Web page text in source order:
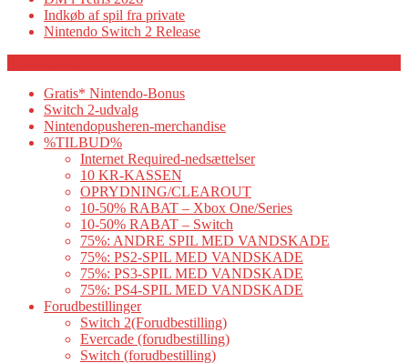
Indkøb af spil fra private
Nintendo Switch 2 Release
Gratis* Nintendo-Bonus
Switch 2-udvalg
Nintendopusheren-merchandise
%TILBUD%
Internet Required-nedsættelser
10 KR-KASSEN
OPRYDNING/CLEAROUT
10-50% RABAT – Xbox One/Series
10-50% RABAT – Switch
75%: ANDRE SPIL MED VANDSKADE
75%: PS2-SPIL MED VANDSKADE
75%: PS3-SPIL MED VANDSKADE
75%: PS4-SPIL MED VANDSKADE
Forudbestillinger
Switch 2(Forudbestilling)
Evercade (forudbestilling)
Switch (forudbestilling)